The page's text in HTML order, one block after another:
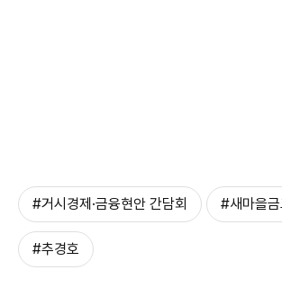
#거시경제·금융현안 간담회 #새마을금
#추경호